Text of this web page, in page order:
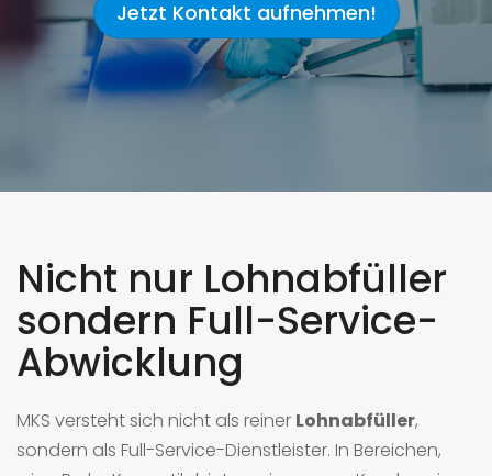
Jetzt Kontakt aufnehmen!
Nicht nur Lohnabfüller
sondern Full-Service-
Abwicklung
MKS versteht sich nicht als reiner Lohnabfüller,
sondern als Full-Service-Dienstleister. In Bereichen,